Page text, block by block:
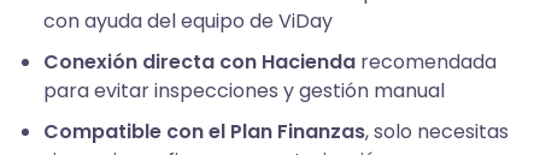
con ayuda del equipo de ViDay
Conexión directa con Hacienda recomendada
para evitar inspecciones y gestión manual
Compatible con el Plan Finanzas, solo necesitas